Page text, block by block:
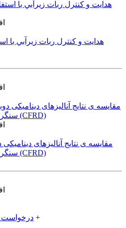
هدايت و كنترل ربات زيرآبي با
مقایسه ی‌ نتایج آنالیزهای‌
سنگریزی‌ شده با‌رویه‌ی‌ بتنی‌ (CFRD)
درخواست +